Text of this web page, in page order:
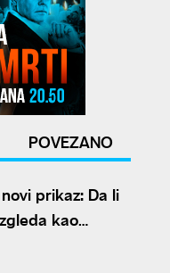
POVEZANO
prikaz: Da li
kao
kliker?